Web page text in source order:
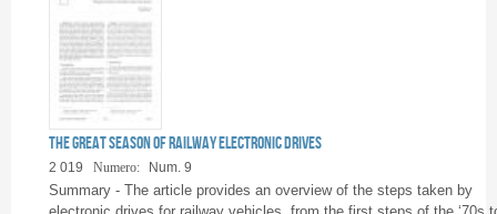
The great season of railway electronic drives
2 019 Numero: Num. 9
Summary - The article provides an overview of the steps taken by